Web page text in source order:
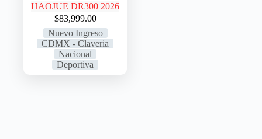
HAOJUE DR300 2026
$83,999.00
Nuevo Ingreso
CDMX - Claveria
Nacional
Deportiva